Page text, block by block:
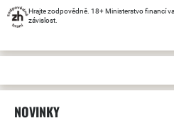
Hrajte zodpovědně. 18+ Ministerstvo financí
závislost.
NOVINKY